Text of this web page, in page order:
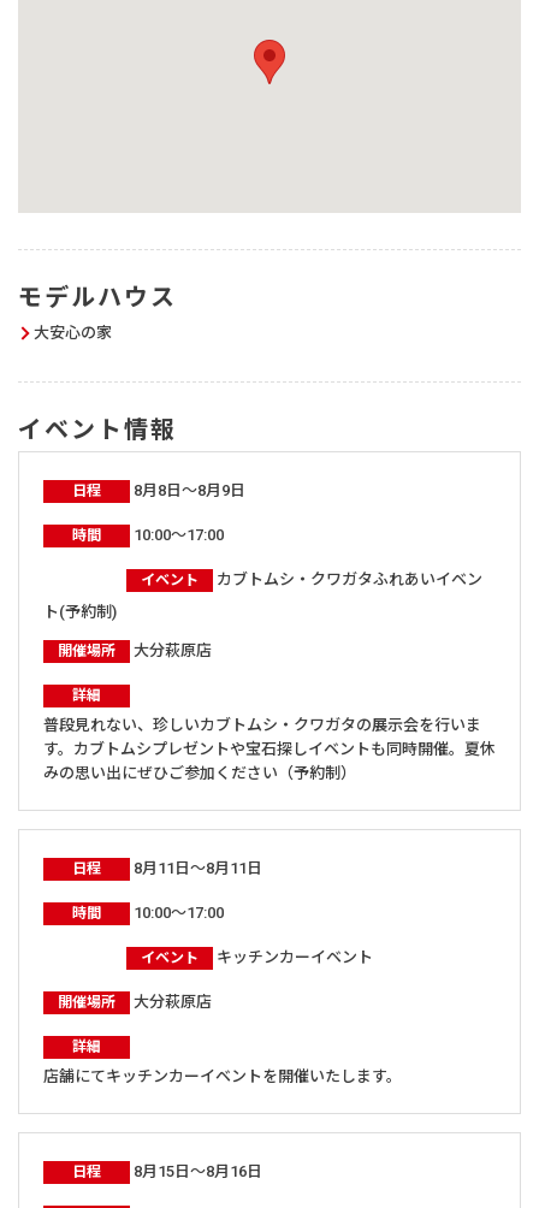
モデルハウス
大安心の家
イベント情報
日程 8月8日～8月9日
時間 10:00～17:00
イベント
カブトムシ・クワガタふれあいイベン
ト(予約制)
開催場所 大分萩原店
詳細
普段見れない、珍しいカブトムシ・クワガタの展示会を行いま
す。カブトムシプレゼントや宝石探しイベントも同時開催。夏休
みの思い出にぜひご参加ください（予約制）
日程 8月11日～8月11日
時間 10:00～17:00
イベント キッチンカーイベント
開催場所 大分萩原店
詳細
店舗にてキッチンカーイベントを開催いたします。
日程 8月15日～8月16日